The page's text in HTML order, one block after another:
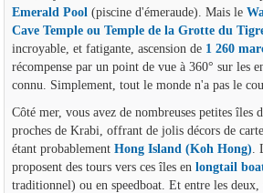
Emerald Pool (piscine d'émeraude). Mais le
Cave Temple ou Temple de la Grotte du
incroyable, et fatigante, ascension de 1 260
récompense par un point de vue à 360° sur les
connu. Simplement, tout le monde n'a pas le
Côté mer, vous avez de nombreuses petites îles
proches de Krabi, offrant de jolis décors de
étant probablement Hong Island (Koh Hong)
proposent des tours vers ces îles en longtail
traditionnel) ou en speedboat. Et entre les deux,